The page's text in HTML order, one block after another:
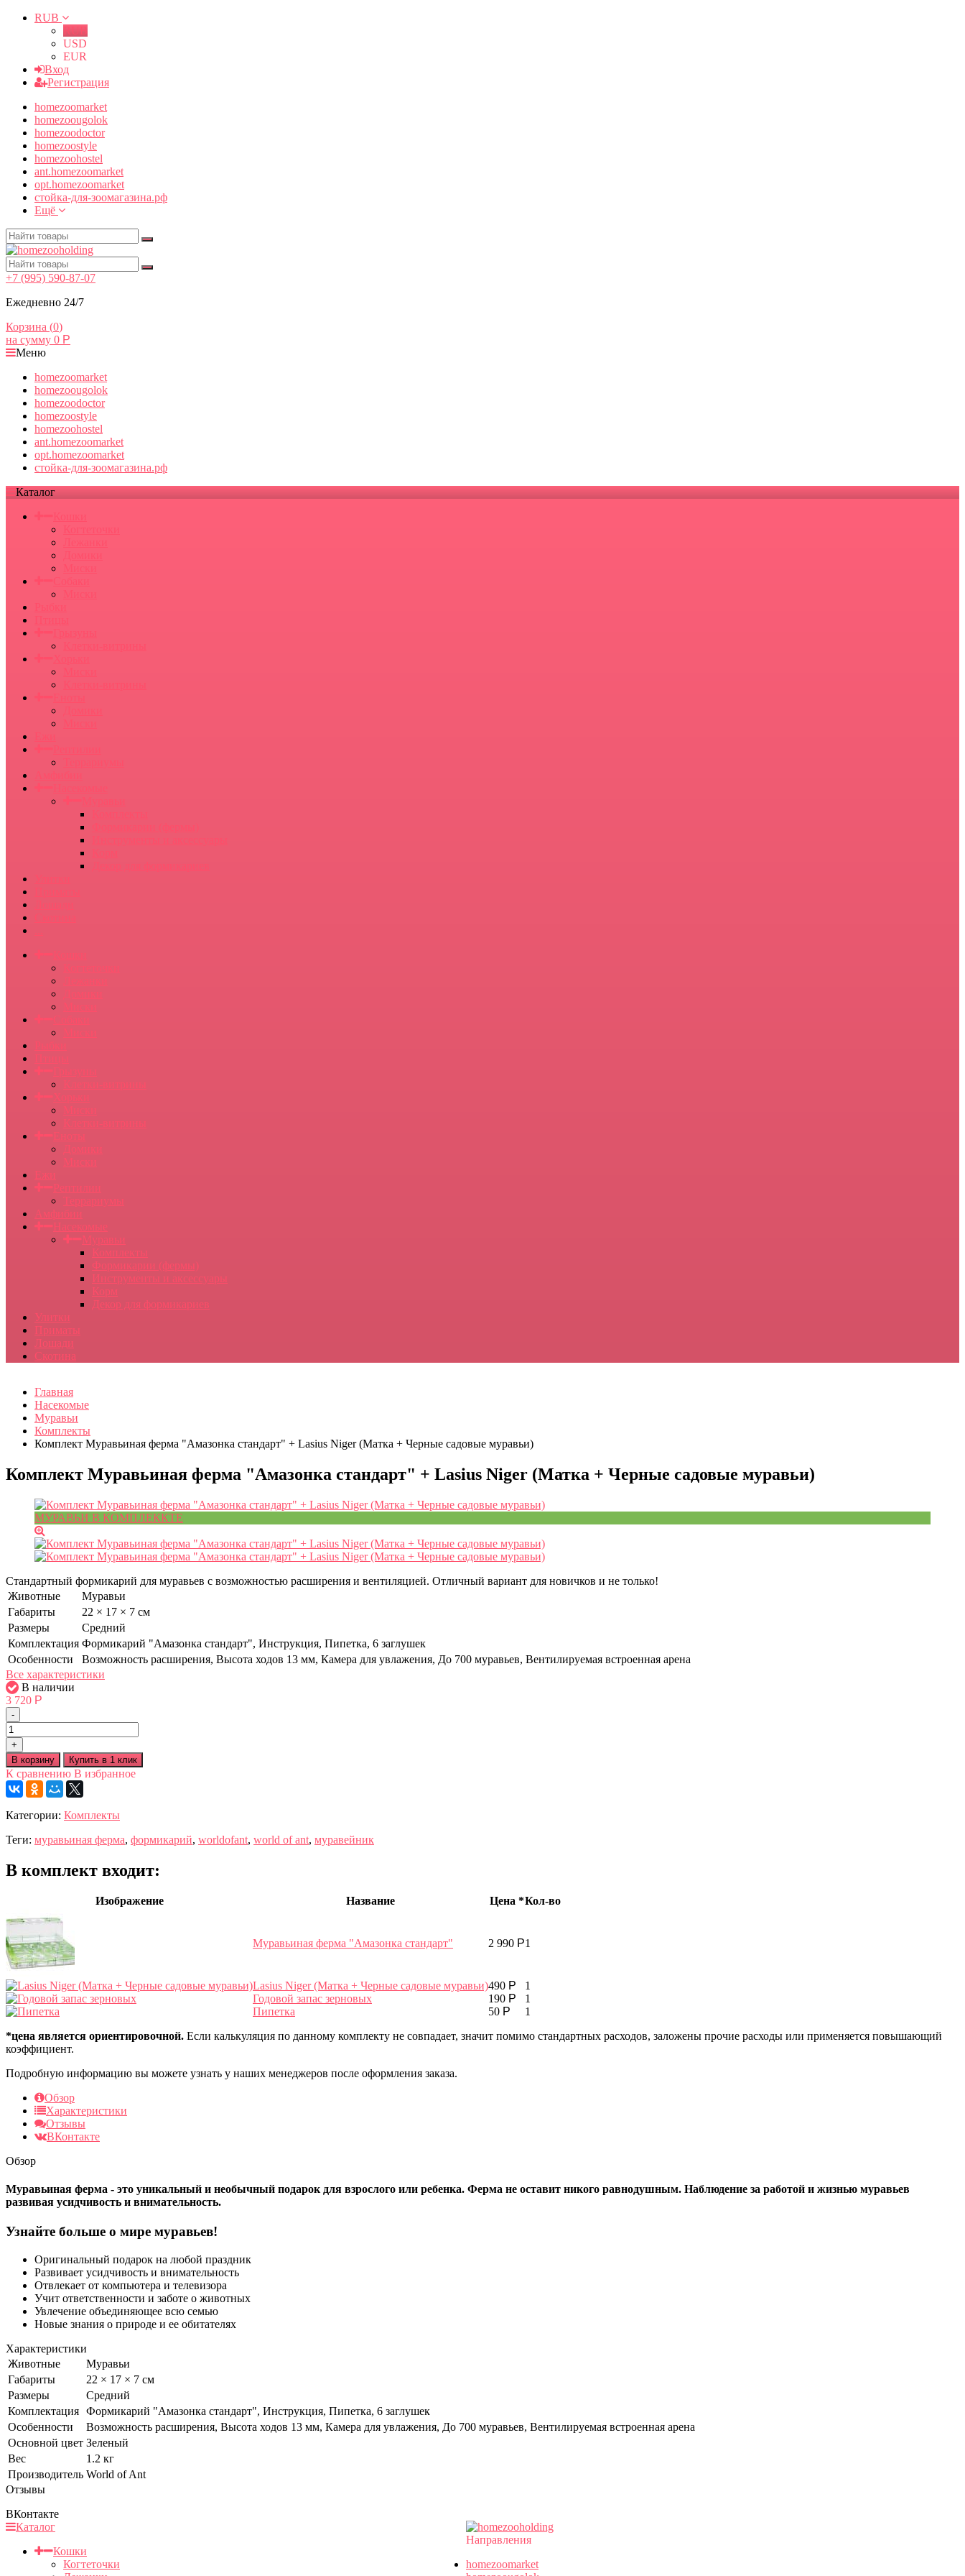
RUB
RUB
USD
EUR
Вход
Регистрация
homezoomarket
homezoougolok
homezoodoctor
homezoostyle
homezoohostel
ant.homezoomarket
opt.homezoomarket
стойка-для-зоомагазина.рф
Ещё
+7 (995) 590-87-07
Ежедневно 24/7
Корзина (0)
на сумму 0 Р
Меню
homezoomarket
homezoougolok
homezoodoctor
homezoostyle
homezoohostel
ant.homezoomarket
opt.homezoomarket
стойка-для-зоомагазина.рф
Каталог
Кошки
Когтеточки
Лежанки
Домики
Миски
Собаки
Миски
Рыбки
Птицы
Грызуны
Клетки-витрины
Хорьки
Миски
Клетки-витрины
Еноты
Домики
Миски
Ежи
Рептилии
Террариумы
Амфибии
Насекомые
Муравьи
Комплекты
Формикарии (фермы)
Инструменты и аксессуары
Корм
Декор для формикариев
Улитки
Приматы
Лошади
Скотина
Главная
Насекомые
Муравьи
Комплекты
Комплект Муравьиная ферма "Амазонка стандарт" + Lasius Niger (Матка + Черные садовые муравьи)
Комплект Муравьиная ферма "Амазонка стандарт" + Lasius Niger (Матка + Черные садовые муравьи)
МУРАВЬИ В КОМПЛЕККТЕ
Стандартный формикарий для муравьев с возможностью расширения и вентиляцией. Отличный вариант для новичков и не только!
Животные
Муравьи
Габариты
22 × 17 × 7 см
Размеры
Средний
Комплектация Формикарий "Амазонка стандарт", Инструкция, Пипетка, 6 заглушек
Особенности
Возможность расширения, Высота ходов 13 мм, Камера для увлажения, До 700 муравьев, Вентилируемая встроенная арена
Все характеристики
В наличии
3 720 Р
-
+
В корзину
К сравнению В избранное
Категории: Комплекты
Теги: муравьиная ферма, формикарий, worldofant, world of ant, муравейник
В комплект входит:
Изображение Название Цена *Кол-во
Муравьиная ферма "Амазонка стандарт" 2 990 Р1
Lasius Niger (Матка + Черные садовые муравьи)490 Р
1
Годовой запас зерновых
190 Р
1
Пипетка
50 Р
1
*цена является ориентировочной. Если калькуляция по данному комплекту не совпадает, значит помимо стандартных расходов, заложены прочие расходы или применяется повышающий
коэффициент.
Подробную информацию вы можете узнать у наших менеджеров после оформления заказа.
Обзор
Характеристики
Отзывы
ВКонтакте
Обзор
Муравьиная ферма - это уникальный и необычный подарок для взрослого или ребенка. Ферма не оставит никого равнодушным. Наблюдение за работой и жизнью муравьев
развивая усидчивость и внимательность.
Узнайте больше о мире муравьев!
Оригинальный подарок на любой праздник
Развивает усидчивость и внимательность
Отвлекает от компьютера и телевизора
Учит ответственности и заботе о животных
Увлечение объединяющее всю семью
Новые знания о природе и ее обитателях
Характеристики
Животные
Муравьи
Габариты
22 × 17 × 7 см
Размеры
Средний
Комплектация Формикарий "Амазонка стандарт", Инструкция, Пипетка, 6 заглушек
Особенности
Возможность расширения, Высота ходов 13 мм, Камера для увлажения, До 700 муравьев, Вентилируемая встроенная арена
Основной цвет Зеленый
Вес
1.2 кг
Производитель World of Ant
Отзывы
ВКонтакте
Каталог
Кошки
Когтеточки
Направления
homezoomarket